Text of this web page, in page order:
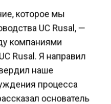
которое мы
UC Rusal, —
компаниями
Rusal. Я направил
наше
процесса
основатель